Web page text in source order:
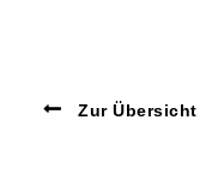
Zur Übersicht